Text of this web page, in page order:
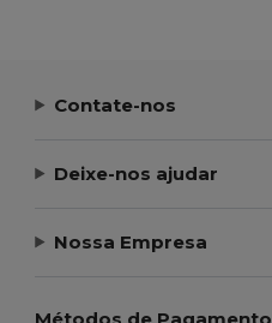
Contate-nos
Deixe-nos ajudar
Nossa Empresa